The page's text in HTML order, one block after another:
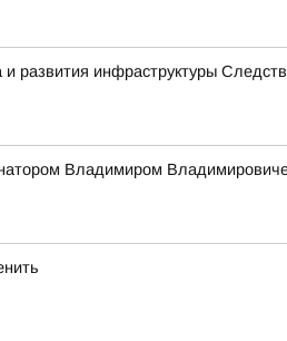
инфраструктуры
Владимиром